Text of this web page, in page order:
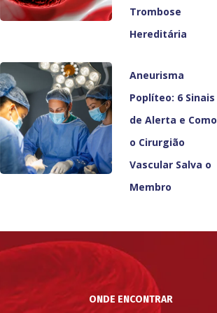
Trombose
Hereditária
Aneurisma
Poplíteo: 6 Sinais
de Alerta e Como
o Cirurgião
Vascular Salva o
Membro
ONDE ENCONTRAR